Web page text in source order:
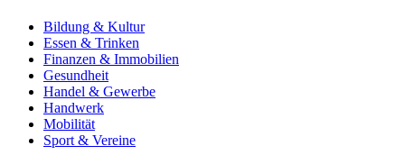
Bildung & Kultur
Essen & Trinken
Finanzen & Immobilien
Gesundheit
Handel & Gewerbe
Handwerk
Mobilität
Sport & Vereine